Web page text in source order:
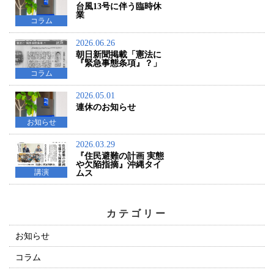
コラム
台風13号に伴う臨時休
業
コラム
2026.06.26
朝日新聞掲載「憲法に
『緊急事態条項』？」
お知らせ
2026.05.01
連休のお知らせ
講演
2026.03.29
『住民避難の計画 実態
や欠陥指摘』沖縄タイ
ムス
カテゴリー
お知らせ
コラム